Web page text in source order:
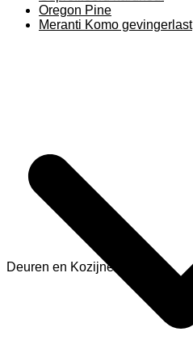
Oregon Pine
Meranti Komo gevingerlast
Deuren en Kozijnen